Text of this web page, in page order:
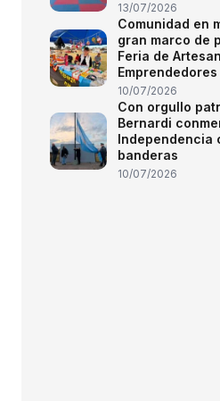
13/07/2026
Comunidad en
gran marco de
Feria de
Emprendedores
10/07/2026
Con orgullo
Bernardi
Independencia
banderas
10/07/2026